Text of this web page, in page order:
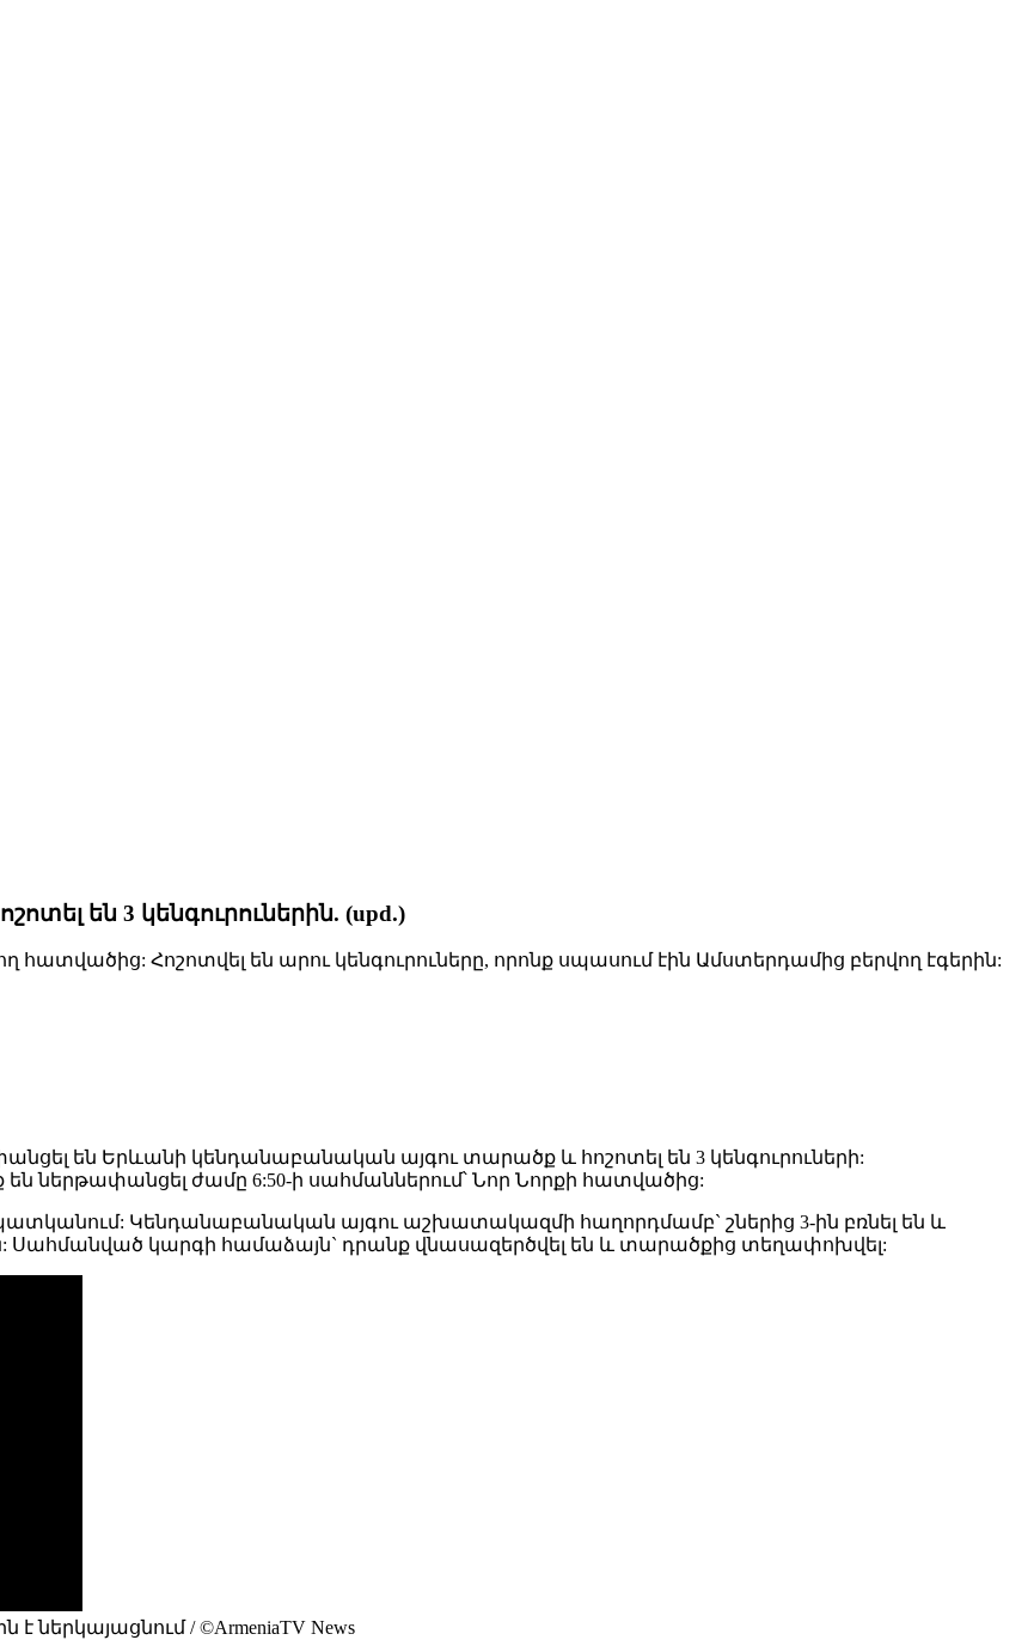
են 3 կենգուրուներին. (upd.)
Հոշոտվել են արու կենգուրուները, որոնք սպասում էին Ամստերդամից բերվող էգերին:
են Երևանի կենդանաբանական այգու տարածք և հոշոտել են 3 կենգուրուների:
ներթափանցել ժամը 6:50-ի սահմաններում՝ Նոր Նորքի հատվածից:
Կենդանաբանական այգու աշխատակազմի հաղորդմամբ` շներից 3-ին բռնել են և
կարգի համաձայն` դրանք վնասազերծվել են և տարածքից տեղափոխվել:
/ ©ArmeniaTV News